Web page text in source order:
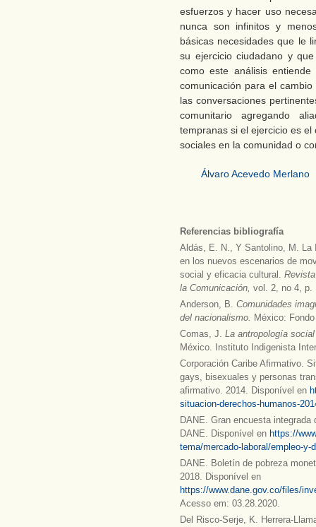
esfuerzos y hacer uso
nunca son infinitos y
básicas necesidades que le
su ejercicio ciudadano y
como este análisis
comunicación para el
las conversaciones
comunitario agregando
tempranas si el ejercicio es
sociales en la comunidad o
Álvaro Acevedo Merlano
Referencias bibliografía
Aldás, E. N., Y Santolino, M. La
en los nuevos escenarios de
social y eficacia cultural.
la Comunicación, vol. 2, no 4, p.
Anderson, B. Comunidades
del nacionalismo. México:
Comas, J. La antropología
México. Instituto Indigenista
Corporación Caribe Afirmativo.
gays, bisexuales y personas
afirmativo. 2014. Disponível en
situacion-derechos-humanos-
DANE. Gran encuesta
DANE. Disponível en https://
tema/mercado-laboral/empleo-y-
DANE. Boletín de pobreza
2018. Disponível en
https://www.dane.gov.co/files/
Acesso em: 03.28.2020.
Del Risco-Serje, K. Herrera-